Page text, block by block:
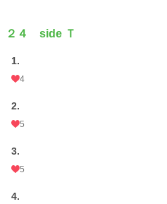
２４ side Ｔ
1.
4
2.
5
3.
5
4.